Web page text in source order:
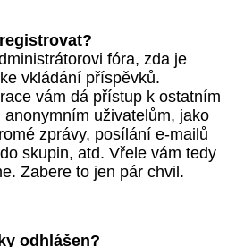
fóra, zda je
vkládání příspěvků.
vám dá přístup k ostatním
uživatelům, jako
zprávy, posílání e-mailů
skupin, atd. Vřele vám tedy
Zabere to jen pár chvil.
odhlášen?